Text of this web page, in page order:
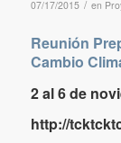
07/17/2015 / en
Reunión
Cambio
2 al 6 de
http://